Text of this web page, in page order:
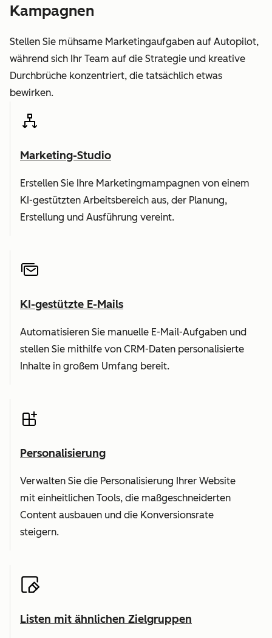
Kampagnen
Stellen Sie mühsame Marketingaufgaben auf Autopilot,
während sich Ihr Team auf die Strategie und kreative
Durchbrüche konzentriert, die tatsächlich etwas
bewirken.
Marketing-Studio
Erstellen Sie Ihre Marketingmampagnen von einem
KI-gestützten Arbeitsbereich aus, der Planung,
Erstellung und Ausführung vereint.
KI-gestützte E-Mails
Automatisieren Sie manuelle E-Mail-Aufgaben und
stellen Sie mithilfe von CRM-Daten personalisierte
Inhalte in großem Umfang bereit.
Personalisierung
Verwalten Sie die Personalisierung Ihrer Website
mit einheitlichen Tools, die maßgeschneiderten
Content ausbauen und die Konversionsrate
steigern.
Listen mit ähnlichen Zielgruppen